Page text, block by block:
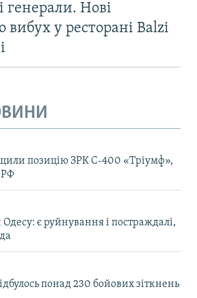
генерали. Нові
вибух у ресторані Balzi
позицію ЗРК С-400 «Тріумф»,
РФ
є руйнування і постраждалі,
понад 230 бойових зіткнень